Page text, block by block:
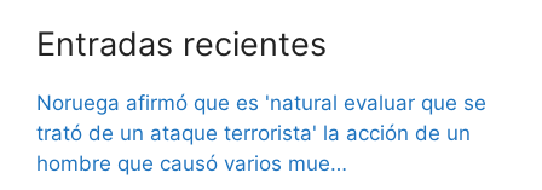
Entradas recientes
Noruega afirmó que es 'natural evaluar que se
trató de un ataque terrorista' la acción de un
hombre que causó varios mue…